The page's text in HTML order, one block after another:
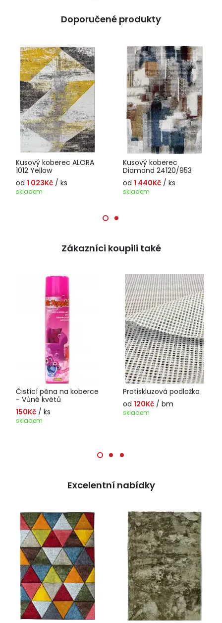
Doporučené produkty
Kusový koberec ALORA
1012 Yellow
od 1 023Kč / ks
skladem
Kusový koberec
Diamond 24120/953
od 1 440Kč / ks
skladem
Zákazníci koupili také
Čistící pěna na koberce
- Vůně květů
150Kč / ks
skladem
Protiskluzová podložka
od 120Kč / bm
skladem
Excelentní nabídky